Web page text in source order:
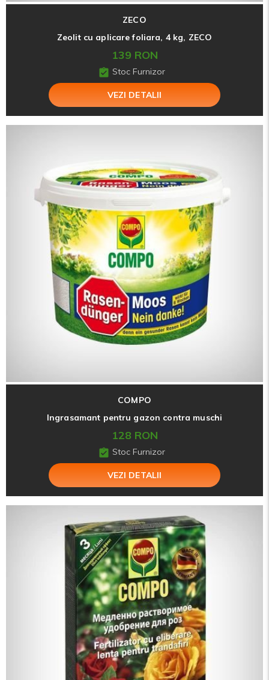
ZECO
Zeolit cu aplicare foliara, 4 kg, ZECO
139 RON
Stoc Furnizor
VEZI DETALII
COMPO
Ingrasamant pentru gazon contra muschi
128 RON
Stoc Furnizor
VEZI DETALII